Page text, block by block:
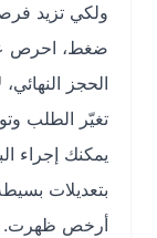
ولكي تزيد فرصك
ضغط، احرص على
الحجز النهائي،
تغيّر الطلب وتوفر
يمكنك إجراء
بتعديلات بسيطة،
أرخص ظهرت. هذا